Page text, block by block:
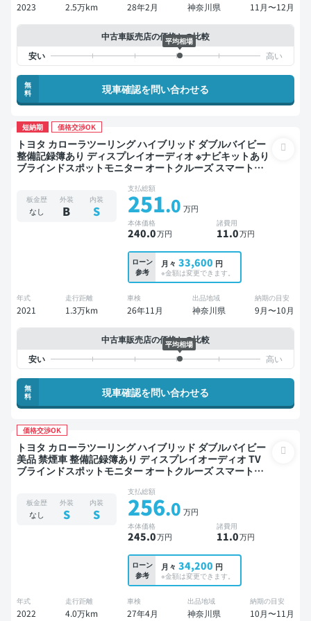
2023 2.5万km 28年2月 神奈川県 11月〜12月
中古車販売店の価格との比較
平均相場
無
料
現車確認を問い合わせる
短納期 価格交渉OK
トヨタ カローラツーリング ハイブリッド ダブルバイビー
整備記録簿あり ディスプレイオーディオ ※ナビキットあり
ブラインドスポットモニター オートクルーズ スマートキ
板金歴
なし
外装
B
内装
S
支払総額
251.0 万円
本体価格
240.0万円
諸費用
11.0万円
ローン
参考
月々 33,600 円
※金額は変更できます。
年式
2021
走行距離
1.3万km
車検
26年11月
出品地域
神奈川県
納期の目安
9月〜10月
中古車販売店の価格との比較
平均相場
無
料
現車確認を問い合わせる
価格交渉OK
トヨタ カローラツーリング ハイブリッド ダブルバイビー
美品 禁煙車 整備記録簿あり ディスプレイオーディオ TV
ブラインドスポットモニター オートクルーズ スマートキ
板金歴
なし
外装
S
内装
S
支払総額
256.0 万円
本体価格
245.0万円
諸費用
11.0万円
ローン
参考
月々 34,200 円
※金額は変更できます。
年式
2022
走行距離
4.0万km
車検
27年4月
出品地域
神奈川県
納期の目安
10月〜11月